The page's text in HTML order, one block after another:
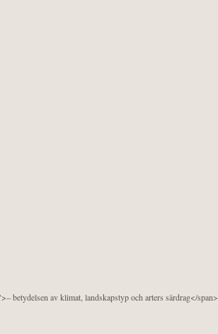
betydelsen av klimat, landskapstyp och arters särdrag</span>